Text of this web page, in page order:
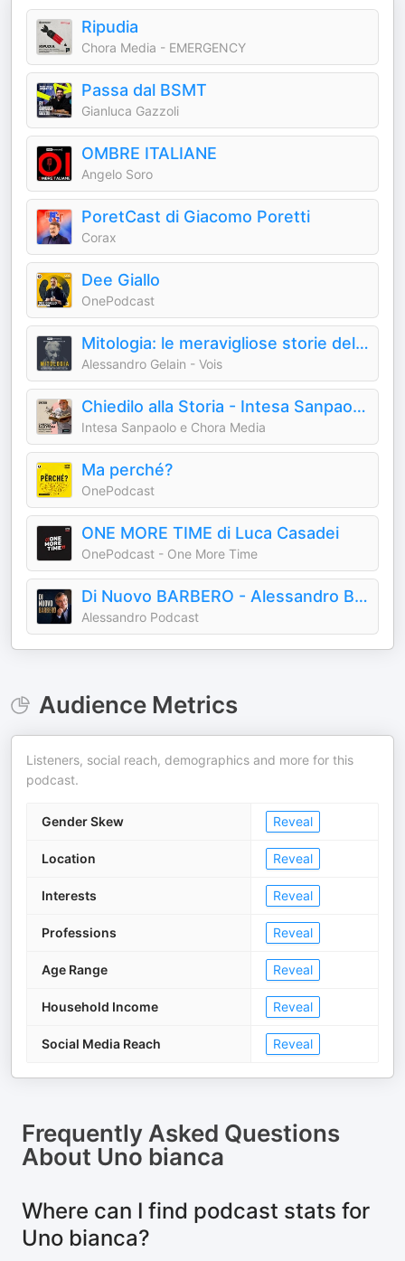
Ripudia
Chora Media - EMERGENCY
Passa dal BSMT
Gianluca Gazzoli
OMBRE ITALIANE
Angelo Soro
PoretCast di Giacomo Poretti
Corax
Dee Giallo
OnePodcast
Mitologia: le meravigliose storie del mondo antico
Alessandro Gelain - Vois
Chiedilo alla Storia - Intesa Sanpaolo On Air
Intesa Sanpaolo e Chora Media
Ma perché?
OnePodcast
ONE MORE TIME di Luca Casadei
OnePodcast - One More Time
Di Nuovo BARBERO - Alessandro Barbero Podcast
Alessandro Podcast
Audience Metrics
Listeners, social reach, demographics and more for this
podcast.
Gender Skew Reveal
Location Reveal
Interests Reveal
Professions Reveal
Age Range Reveal
Household Income Reveal
Social Media Reach Reveal
Frequently Asked Questions
About Uno bianca
Where can I find podcast stats for
Uno bianca?